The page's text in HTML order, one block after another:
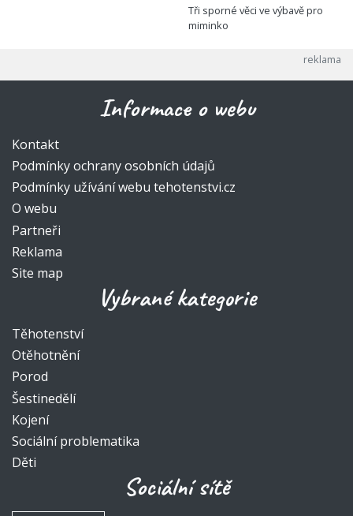
Tři sporné věci ve výbavě pro
miminko
Informace o webu
Kontakt
Podmínky ochrany osobních údajů
Podmínky užívání webu tehotenstvi.cz
O webu
Partneři
Reklama
Site map
Vybrané kategorie
Těhotenství
Otěhotnění
Porod
Šestinedělí
Kojení
Sociální problematika
Děti
Sociální sítě